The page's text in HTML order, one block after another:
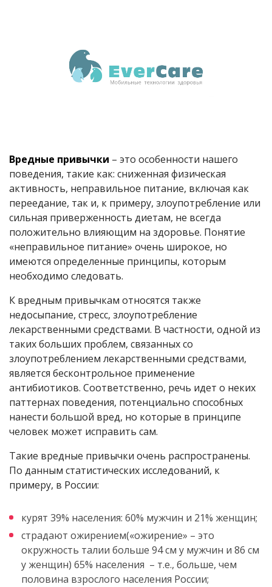
Вредные привычки – это особенности нашего
поведения, такие как: сниженная физическая
активность, неправильное питание, включая как
переедание, так и, к примеру, злоупотребление или
сильная приверженность диетам, не всегда
положительно влияющим на здоровье. Понятие
«неправильное питание» очень широкое, но
имеются определенные принципы, которым
необходимо следовать.
К вредным привычкам относятся также
недосыпание, стресс, злоупотребление
лекарственными средствами. В частности, одной из
таких больших проблем, связанных со
злоупотреблением лекарственными средствами,
является бесконтрольное применение
антибиотиков. Соответственно, речь идет о неких
паттернах поведения, потенциально способных
нанести большой вред, но которые в принципе
человек может исправить сам.
Такие вредные привычки очень распространены.
По данным статистических исследований, к
примеру, в России:
курят 39% населения: 60% мужчин и 21% женщин;
cтрадают ожирением(«ожирение» – это
окружность талии больше 94 см у мужчин и 86 см
у женщин) 65% населения – т.е., больше, чем
половина взрослого населения России;